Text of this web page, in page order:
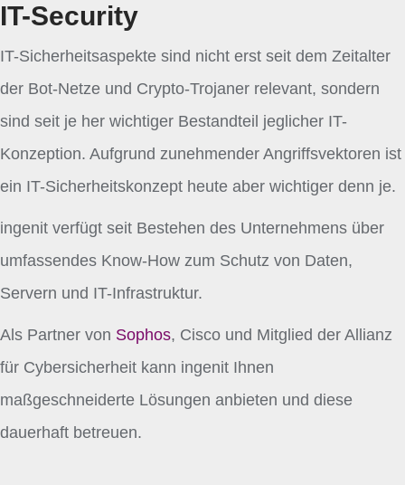
IT-Security
IT-Sicherheitsaspekte sind nicht erst seit dem Zeitalter
der Bot-Netze und Crypto-Trojaner relevant, sondern
sind seit je her wichtiger Bestandteil jeglicher IT-
Konzeption. Aufgrund zunehmender Angriffsvektoren ist
ein IT-Sicherheitskonzept heute aber wichtiger denn je.
ingenit verfügt seit Bestehen des Unternehmens über
umfassendes Know-How zum Schutz von Daten,
Servern und IT-Infrastruktur.
Als Partner von Sophos, Cisco und Mitglied der Allianz
für Cybersicherheit kann ingenit Ihnen
maßgeschneiderte Lösungen anbieten und diese
dauerhaft betreuen.